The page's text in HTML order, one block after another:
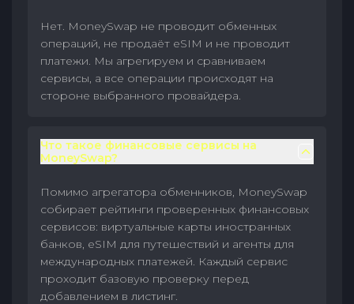
Нет. MoneySwap не проводит обменных
операций, не продаёт eSIM и не проводит
платежи. Мы агрегируем и сравниваем
сервисы, а все операции происходят на
стороне выбранного провайдера.
Что такое финансовые сервисы на
MoneySwap?
Помимо агрегатора обменников, MoneySwap
собирает рейтинги проверенных финансовых
сервисов: виртуальные карты иностранных
банков, eSIM для путешествий и агенты для
международных платежей. Каждый сервис
проходит базовую проверку перед
добавлением в листинг.